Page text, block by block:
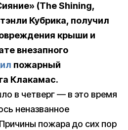
(The Shining,
Кубрика, получил
крыши и
внезапного
пожарный
Клакамас.
в четверг — в это время
неназванное
пожара до сих пор